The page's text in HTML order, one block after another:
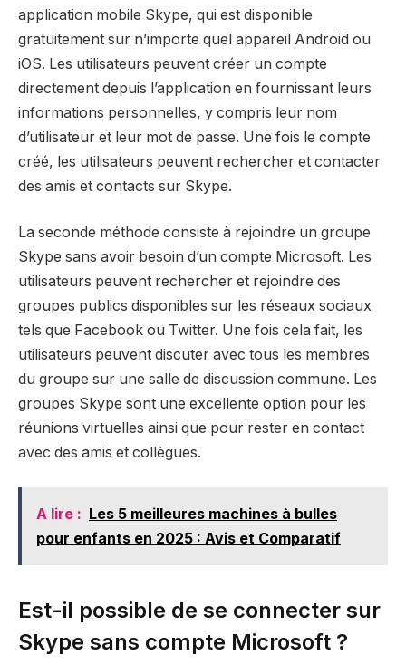
application mobile Skype, qui est disponible
gratuitement sur n’importe quel appareil Android ou
iOS. Les utilisateurs peuvent créer un compte
directement depuis l’application en fournissant leurs
informations personnelles, y compris leur nom
d’utilisateur et leur mot de passe. Une fois le compte
créé, les utilisateurs peuvent rechercher et contacter
des amis et contacts sur Skype.
La seconde méthode consiste à rejoindre un groupe
Skype sans avoir besoin d’un compte Microsoft. Les
utilisateurs peuvent rechercher et rejoindre des
groupes publics disponibles sur les réseaux sociaux
tels que Facebook ou Twitter. Une fois cela fait, les
utilisateurs peuvent discuter avec tous les membres
du groupe sur une salle de discussion commune. Les
groupes Skype sont une excellente option pour les
réunions virtuelles ainsi que pour rester en contact
avec des amis et collègues.
A lire : Les 5 meilleures machines à bulles
pour enfants en 2025 : Avis et Comparatif
Est-il possible de se connecter sur
Skype sans compte Microsoft ?